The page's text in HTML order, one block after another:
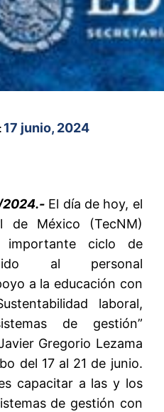
17 junio, 2024
2024.- El día de hoy, el
de México (TecNM)
importante ciclo de
al personal
a la educación con
laboral,
de gestión”
Gregorio Lezama
del 17 al 21 de junio.
capacitar a las y los
de gestión con